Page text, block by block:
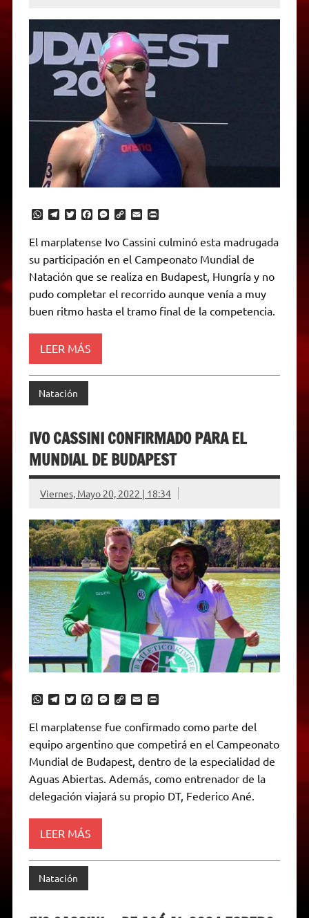
W
t
s
A
p
p
T
e
g
r
a
m
T
i
t
t
r
F
e
b
o
k
M
s
e
g
e
r
C
p
y
L
i
n
k
E
a
i
l
P
n
t
F
r
i
e
n
El marplatense Ivo Cassini culminó esta madrugada
su participación en el Campeonato Mundial de
Natación que se realiza en Budapest, Hungría y no
pudo completar el recorrido aunque venía a muy
buen ritmo hasta el tramo final de la competencia.
LEER MÁS
Natación
IVO CASSINI CONFIRMADO PARA EL
MUNDIAL DE BUDAPEST
Viernes, Mayo 20, 2022 | 18:34
W
t
s
p
p
T
e
g
r
a
m
T
i
t
t
e
r
F
e
b
o
k
M
s
s
e
g
e
r
C
y
L
n
k
E
a
i
l
P
n
t
F
r
i
e
n
El marplatense fue confirmado como parte del
equipo argentino que competirá en el Campeonato
Mundial de Budapest, dentro de la especialidad de
Aguas Abiertas. Además, como entrenador de la
delegación viajará su propio DT, Federico Ané.
LEER MÁS
Natación